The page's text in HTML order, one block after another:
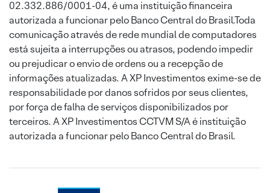
02.332.886/0001-04, é uma instituição financeira
autorizada a funcionar pelo Banco Central do Brasil.Toda
comunicação através de rede mundial de computadores
está sujeita a interrupções ou atrasos, podendo impedir
ou prejudicar o envio de ordens ou a recepção de
informações atualizadas. A XP Investimentos exime-se de
responsabilidade por danos sofridos por seus clientes,
por força de falha de serviços disponibilizados por
terceiros. A XP Investimentos CCTVM S/A é instituição
autorizada a funcionar pelo Banco Central do Brasil.